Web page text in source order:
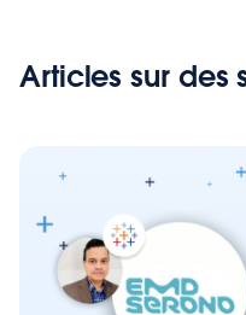
Articles sur des